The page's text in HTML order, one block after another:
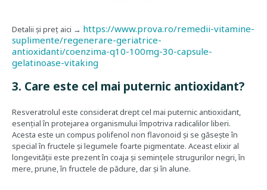
Detalii și preț aici → https://www.prova.ro/remedii-vitamine-
suplimente/regenerare-geriatrice-
antioxidanti/coenzima-q10-100mg-30-capsule-
gelatinoase-vitaking
3. Care este cel mai puternic antioxidant?
Resveratrolul este considerat drept cel mai puternic antioxidant,
esențial în protejarea organismului împotriva radicalilor liberi.
Acesta este un compus polifenol non flavonoid și se găsește în
special în fructele și legumele foarte pigmentate. Aceast elixir al
longevității este prezent în coaja și semințele strugurilor negri, în
mere, prune, în fructele de pădure, dar și în alune.